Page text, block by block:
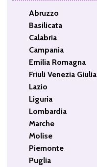
Abruzzo
Basilicata
Calabria
Campania
Emilia Romagna
Friuli Venezia Giulia
Lazio
Liguria
Lombardia
Marche
Molise
Piemonte
Puglia